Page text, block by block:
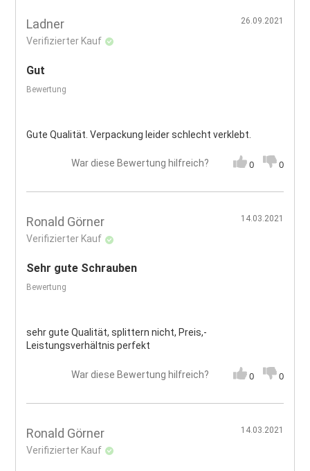
Ladner
Verifizierter Kauf
26.09.2021
Gut
Bewertung
Gute Qualität. Verpackung leider schlecht verklebt.
War diese Bewertung hilfreich? 0 0
Ronald Görner
Verifizierter Kauf
14.03.2021
Sehr gute Schrauben
Bewertung
sehr gute Qualität, splittern nicht, Preis,-
Leistungsverhältnis perfekt
War diese Bewertung hilfreich? 0 0
Ronald Görner
Verifizierter Kauf
14.03.2021